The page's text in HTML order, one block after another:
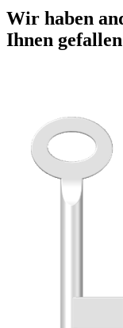
Wir haben
Ihnen